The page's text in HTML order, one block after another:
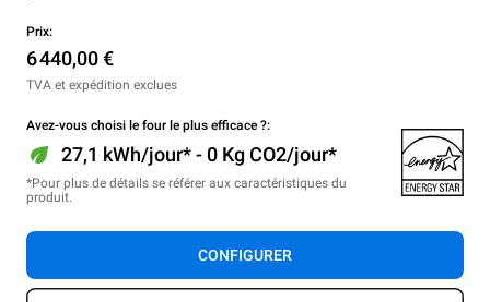
Prix:
6 440,00 €
TVA et expédition exclues
Avez-vous choisi le four le plus efficace ?:
27,1 kWh/jour* - 0 Kg CO2/jour*
*Pour plus de détails se référer aux caractéristiques du
produit.
CONFIGURER